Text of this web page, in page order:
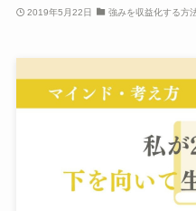
2019年5月22日 強みを収益化する方